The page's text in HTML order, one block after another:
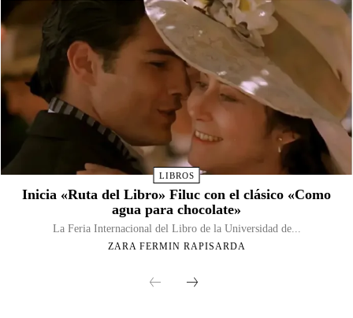
LIBROS
Inicia «Ruta del Libro» Filuc con el clásico «Como
agua para chocolate»
La Feria Internacional del Libro de la Universidad de...
ZARA FERMIN RAPISARDA